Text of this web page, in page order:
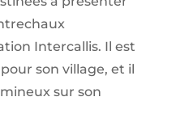
Intercallis. Il est
son village, et il
sur son